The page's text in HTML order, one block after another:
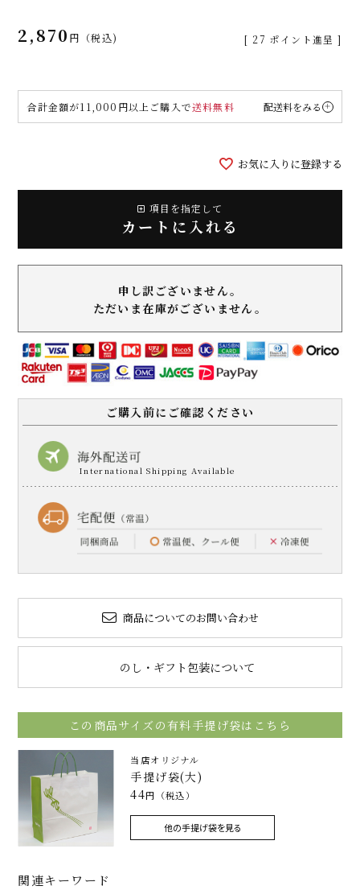
2,870 税込 [ 27 ポイント進呈 ]
合計金額が11,000円以上ご購入で送料無料 配送料をみる
お気に入りに登録する
項目を指定して
カートに入れる
申し訳ございません。
ただいま在庫がございません。
ご購入前にご確認ください
商品についてのお問い合わせ
のし・ギフト包装について
この商品サイズの有料手提げ袋はこちら
当店オリジナル
手提げ袋(大)
44円（税込）
他の手提げ袋を見る
関連キーワード